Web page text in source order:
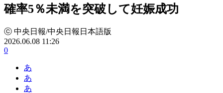
確率5％未満を突破して妊娠成功
ⓒ 中央日報/中央日報日本語版
2026.06.08 11:26
0
あ
あ
あ